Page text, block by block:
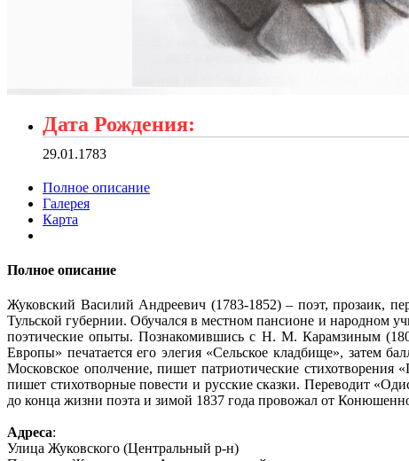
Дата Рождения:
29.01.1783
Полное описание
Галерея
Карта
Полное описание
Жуковский Василий Андреевич (1783-1852) – поэт, прозаик,
Тульской губернии. Обучался в местном пансионе и народном
поэтические опыты. Познакомившись с Н. М. Карамзиным
Европы» печатается его элегия «Сельское кладбище», затем
Московское ополчение, пишет патриотические
пишет стихотворные повести и русские сказки. Переводит
до конца жизни поэта и зимой 1837 года провожал от
Адреса:
Улица Жуковского (Центральный р-н)